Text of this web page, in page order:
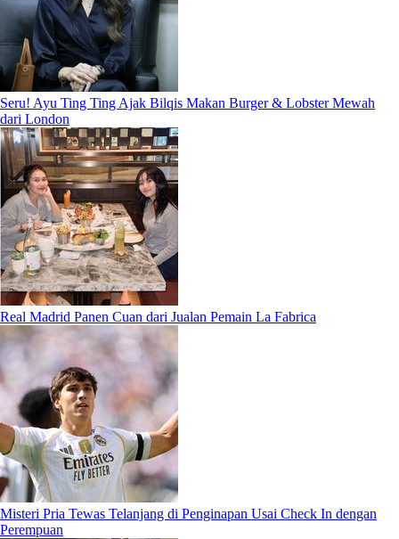
Seru! Ayu Ting Ting Ajak Bilqis Makan Burger & Lobster Mewah
dari London
Real Madrid Panen Cuan dari Jualan Pemain La Fabrica
Misteri Pria Tewas Telanjang di Penginapan Usai Check In dengan
Perempuan